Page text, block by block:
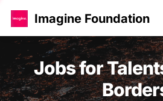
Imagine Foundation
Jobs for